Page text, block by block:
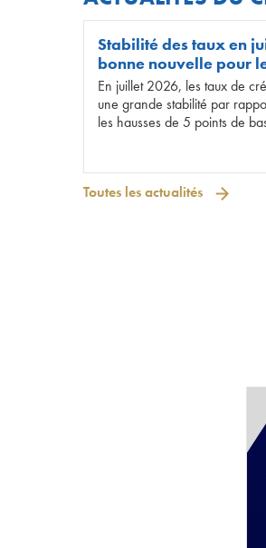
Stabilité des taux en
bonne nouvelle pour
En juillet 2026, les taux de
une grande stabilité par
les hausses de 5 points de
Toutes les actualités